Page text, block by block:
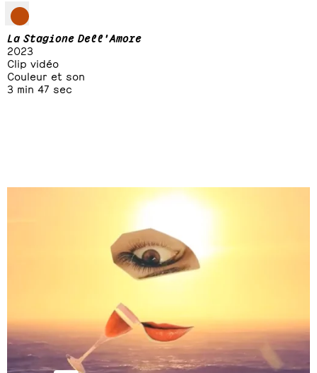
La Stagione Dell'Amore
2023
Clip vidéo
Couleur et son
3 min 47 sec